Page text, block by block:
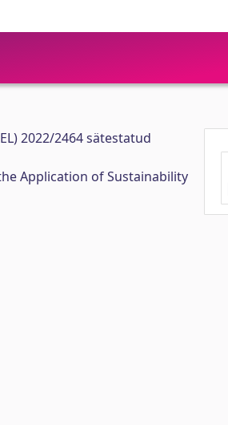
2022/2464 sätestatud
Application of Sustainability